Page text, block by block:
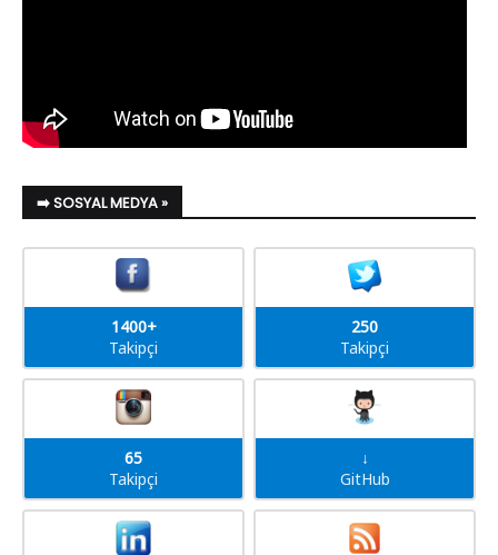
➡️ SOSYAL MEDYA »
1400+
Takipçi
250
Takipçi
65
Takipçi
↓
GitHub